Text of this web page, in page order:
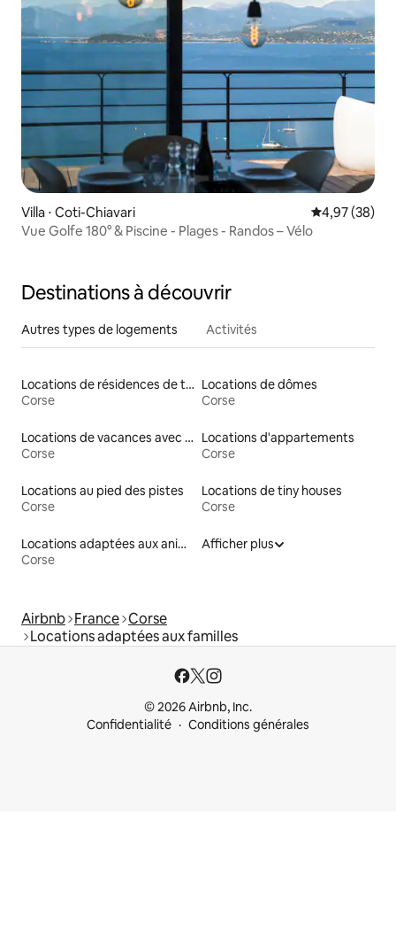
Villa ⋅ Coti-Chiavari Évaluation
4,97 (38)
Vue Golfe 180° & Piscine - Plages - Randos – Vélo
Destinations à découvrir
Autres types de logements Activités
Locations de résidences de tourisme
Corse
Locations de dômes
Corse
Locations de vacances avec piscine
Corse
Locations d'appartements
Corse
Locations au pied des pistes
Corse
Locations de tiny houses
Corse
Locations adaptées aux animaux
Corse
Afficher plus
Airbnb France Corse
Locations adaptées aux familles
© 2026 Airbnb, Inc.
Confidentialité
Conditions générales